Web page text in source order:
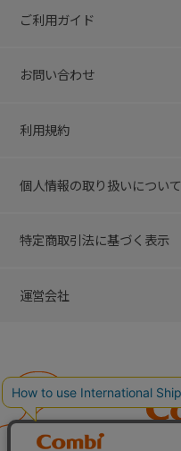
ご利用ガイド
お問い合わせ
利用規約
個人情報の取り扱いについて
特定商取引法に基づく表示
運営会社